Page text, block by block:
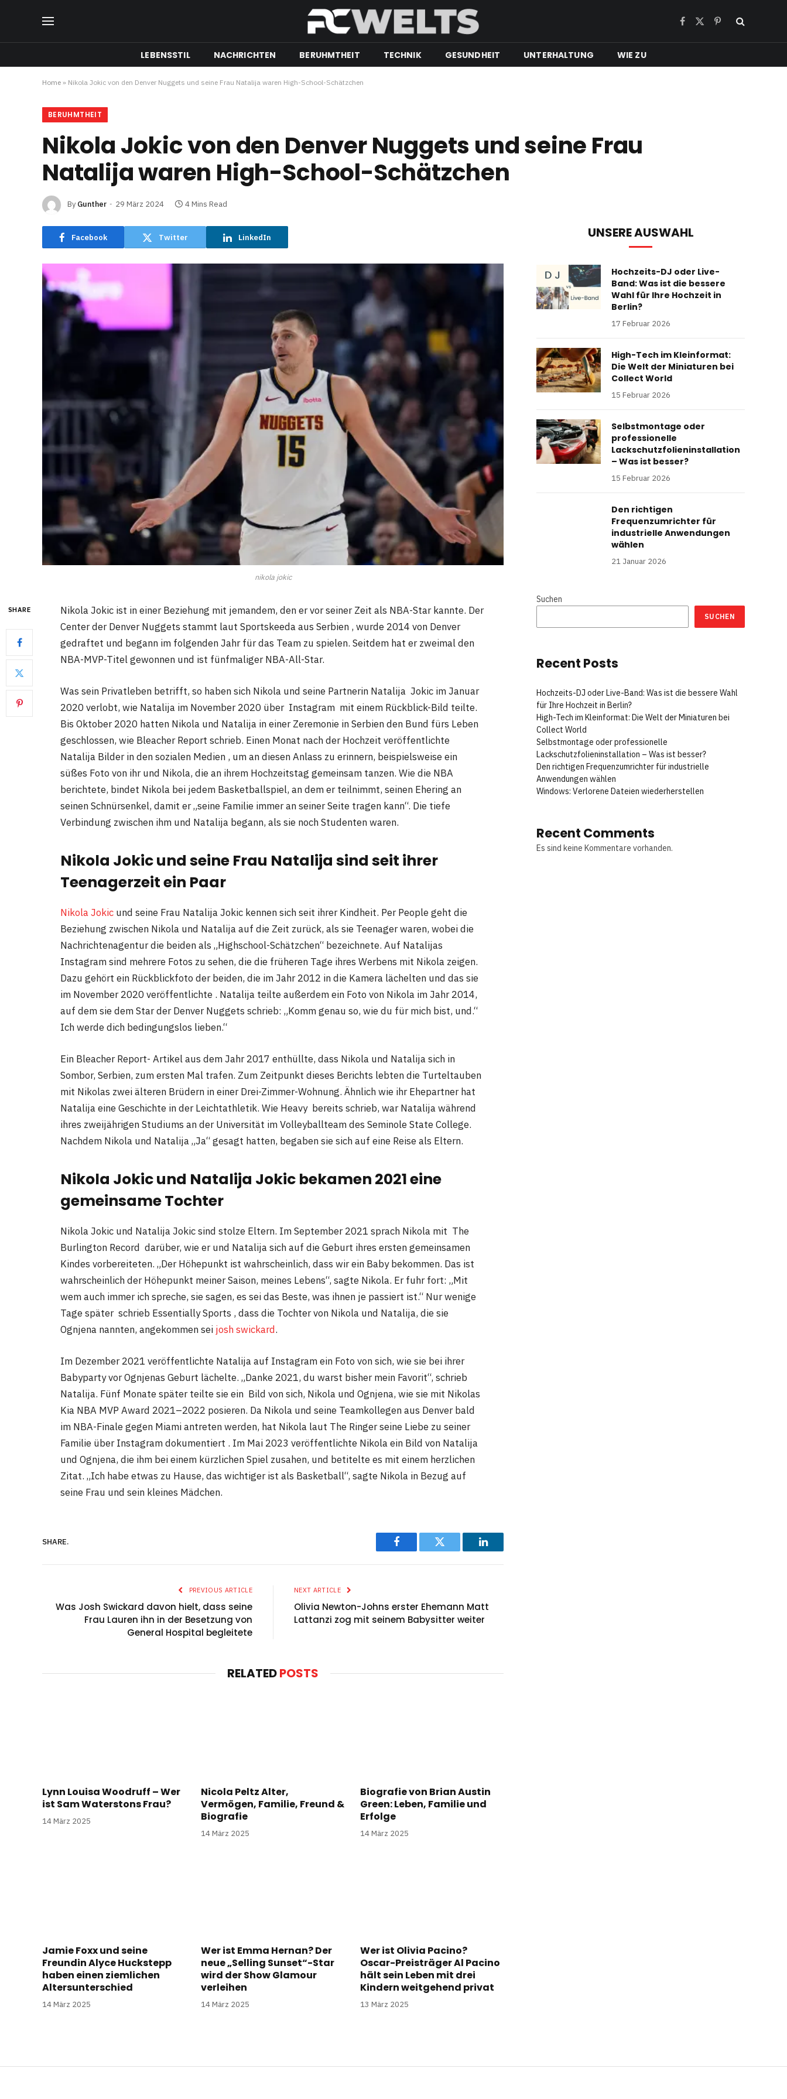
Facebook
X
Pinterest
LEBENSSTIL NACHRICHTEN BERUHMTHEIT TECHNIK GESUNDHEIT UNTERHALTUNG WIE ZU
Home » Nikola Jokic von den Denver Nuggets und seine Frau Natalija waren High-School-Schätzchen
BERUHMTHEIT
Nikola Jokic von den Denver Nuggets und seine Frau
Natalija waren High-School-Schätzchen
By Gunther 29 März 2024 4 Mins Read
Facebook Twitter LinkedIn
nikola jokic
SHARE
Nikola Jokic ist in einer Beziehung mit jemandem, den er vor seiner Zeit als NBA-Star kannte. Der
Center der Denver Nuggets stammt laut Sportskeeda aus Serbien , wurde 2014 von Denver
gedraftet und begann im folgenden Jahr für das Team zu spielen. Seitdem hat er zweimal den
NBA-MVP-Titel gewonnen und ist fünfmaliger NBA-All-Star.
Was sein Privatleben betrifft, so haben sich Nikola und seine Partnerin Natalija Jokic im Januar
2020 verlobt, wie Natalija im November 2020 über Instagram mit einem Rückblick-Bild teilte.
Bis Oktober 2020 hatten Nikola und Natalija in einer Zeremonie in Serbien den Bund fürs Leben
geschlossen, wie Bleacher Report schrieb. Einen Monat nach der Hochzeit veröffentlichte
Natalija Bilder in den sozialen Medien , um an diesen Anlass zu erinnern, beispielsweise ein
süßes Foto von ihr und Nikola, die an ihrem Hochzeitstag gemeinsam tanzen. Wie die NBA
berichtete, bindet Nikola bei jedem Basketballspiel, an dem er teilnimmt, seinen Ehering an
seinen Schnürsenkel, damit er „seine Familie immer an seiner Seite tragen kann“. Die tiefe
Verbindung zwischen ihm und Natalija begann, als sie noch Studenten waren.
Nikola Jokic und seine Frau Natalija sind seit ihrer
Teenagerzeit ein Paar
Nikola Jokic und seine Frau Natalija Jokic kennen sich seit ihrer Kindheit. Per People geht die
Beziehung zwischen Nikola und Natalija auf die Zeit zurück, als sie Teenager waren, wobei die
Nachrichtenagentur die beiden als „Highschool-Schätzchen“ bezeichnete. Auf Natalijas
Instagram sind mehrere Fotos zu sehen, die die früheren Tage ihres Werbens mit Nikola zeigen.
Dazu gehört ein Rückblickfoto der beiden, die im Jahr 2012 in die Kamera lächelten und das sie
im November 2020 veröffentlichte . Natalija teilte außerdem ein Foto von Nikola im Jahr 2014,
auf dem sie dem Star der Denver Nuggets schrieb: „Komm genau so, wie du für mich bist, und.“
Ich werde dich bedingungslos lieben.“
Ein Bleacher Report- Artikel aus dem Jahr 2017 enthüllte, dass Nikola und Natalija sich in
Sombor, Serbien, zum ersten Mal trafen. Zum Zeitpunkt dieses Berichts lebten die Turteltauben
mit Nikolas zwei älteren Brüdern in einer Drei-Zimmer-Wohnung. Ähnlich wie ihr Ehepartner hat
Natalija eine Geschichte in der Leichtathletik. Wie Heavy bereits schrieb, war Natalija während
ihres zweijährigen Studiums an der Universität im Volleyballteam des Seminole State College.
Nachdem Nikola und Natalija „Ja“ gesagt hatten, begaben sie sich auf eine Reise als Eltern.
Nikola Jokic und Natalija Jokic bekamen 2021 eine
gemeinsame Tochter
Nikola Jokic und Natalija Jokic sind stolze Eltern. Im September 2021 sprach Nikola mit The
Burlington Record darüber, wie er und Natalija sich auf die Geburt ihres ersten gemeinsamen
Kindes vorbereiteten. „Der Höhepunkt ist wahrscheinlich, dass wir ein Baby bekommen. Das ist
wahrscheinlich der Höhepunkt meiner Saison, meines Lebens“, sagte Nikola. Er fuhr fort: „Mit
wem auch immer ich spreche, sie sagen, es sei das Beste, was ihnen je passiert ist.“ Nur wenige
Tage später schrieb Essentially Sports , dass die Tochter von Nikola und Natalija, die sie
Ognjena nannten, angekommen sei josh swickard.
Im Dezember 2021 veröffentlichte Natalija auf Instagram ein Foto von sich, wie sie bei ihrer
Babyparty vor Ognjenas Geburt lächelte. „Danke 2021, du warst bisher mein Favorit“, schrieb
Natalija. Fünf Monate später teilte sie ein Bild von sich, Nikola und Ognjena, wie sie mit Nikolas
Kia NBA MVP Award 2021–2022 posieren. Da Nikola und seine Teamkollegen aus Denver bald
im NBA-Finale gegen Miami antreten werden, hat Nikola laut The Ringer seine Liebe zu seiner
Familie über Instagram dokumentiert . Im Mai 2023 veröffentlichte Nikola ein Bild von Natalija
und Ognjena, die ihm bei einem kürzlichen Spiel zusahen, und betitelte es mit einem herzlichen
Zitat. „Ich habe etwas zu Hause, das wichtiger ist als Basketball“, sagte Nikola in Bezug auf
seine Frau und sein kleines Mädchen.
SHARE.
Facebook Twitter LinkedIn
PREVIOUS ARTICLE
Was Josh Swickard davon hielt, dass seine
Frau Lauren ihn in der Besetzung von
General Hospital begleitete
NEXT ARTICLE
Olivia Newton-Johns erster Ehemann Matt
Lattanzi zog mit seinem Babysitter weiter
RELATEDPOSTS
Lynn Louisa Woodruff – Wer
ist Sam Waterstons Frau?
14 März 2025
Nicola Peltz Alter,
Vermögen, Familie, Freund &
Biografie
14 März 2025
Biografie von Brian Austin
Green: Leben, Familie und
Erfolge
14 März 2025
Jamie Foxx und seine
Freundin Alyce Huckstepp
haben einen ziemlichen
Altersunterschied
14 März 2025
Wer ist Emma Hernan? Der
neue „Selling Sunset“-Star
wird der Show Glamour
verleihen
14 März 2025
Wer ist Olivia Pacino?
Oscar-Preisträger Al Pacino
hält sein Leben mit drei
Kindern weitgehend privat
13 März 2025
UNSERE AUSWAHL
Hochzeits-DJ oder Live-
Band: Was ist die bessere
Wahl für Ihre Hochzeit in
Berlin?
17 Februar 2026
High-Tech im Kleinformat:
Die Welt der Miniaturen bei
Collect World
15 Februar 2026
Selbstmontage oder
professionelle
Lackschutzfolieninstallation
– Was ist besser?
15 Februar 2026
Den richtigen
Frequenzumrichter für
industrielle Anwendungen
wählen
21 Januar 2026
Suchen
SUCHEN
Recent Posts
Hochzeits-DJ oder Live-Band: Was ist die bessere Wahl
für Ihre Hochzeit in Berlin?
High-Tech im Kleinformat: Die Welt der Miniaturen bei
Collect World
Selbstmontage oder professionelle
Lackschutzfolieninstallation – Was ist besser?
Den richtigen Frequenzumrichter für industrielle
Anwendungen wählen
Windows: Verlorene Dateien wiederherstellen
Recent Comments
Es sind keine Kommentare vorhanden.